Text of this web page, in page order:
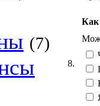
(7)
8.
Как